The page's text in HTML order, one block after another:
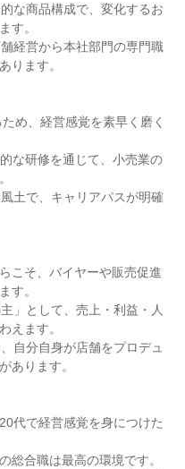
な商品構成で、変化するお
す。
経営から本社部門の専門職
ります。
め、経営感覚を素早く磨く
な研修を通じて、小売業の
土で、キャリアパスが明確
こそ、バイヤーや販売促進
す。
」として、売上・利益・人
えます。
自分自身が店舗をプロデュ
あります。
代で経営感覚を身につけた
総合職は最高の環境です。